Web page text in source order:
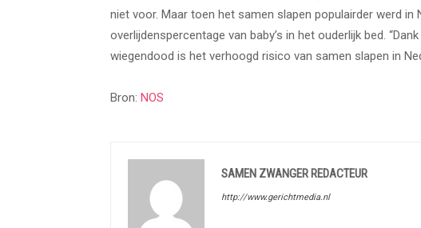
niet voor. Maar toen het samen slapen populairder werd in
overlijdenspercentage van baby’s in het ouderlijk bed.
wiegendood is het verhoogd risico van samen slapen in
Bron: NOS
SAMEN ZWANGER REDACTEUR
http://www.gerichtmedia.nl